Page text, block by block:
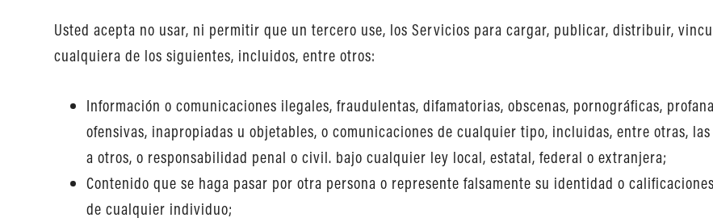
Usted acepta no usar, ni permitir que un tercero use, los Servicios para cargar, publicar, distribuir,
cualquiera de los siguientes, incluidos, entre otros:
Información o comunicaciones ilegales, fraudulentas, difamatorias, obscenas, pornográficas,
ofensivas, inapropiadas u objetables, o comunicaciones de cualquier tipo, incluidas, entre otras,
a otros, o responsabilidad penal o civil. bajo cualquier ley local, estatal, federal o extranjera;
Contenido que se haga pasar por otra persona o represente falsamente su identidad o
de cualquier individuo;